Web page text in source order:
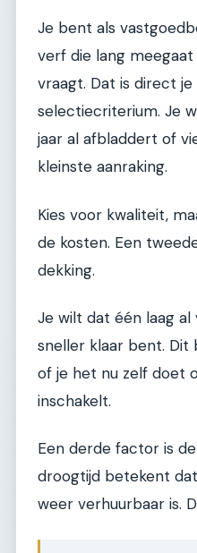
Je bent als
verf die lang
vraagt. Dat is direct
selectiecriterium. Je
jaar al afbladdert of
kleinste aanraking.
Kies voor kwaliteit,
de kosten. Een
dekking.
Je wilt dat één laag
sneller klaar bent. Dit
of je het nu zelf doet
inschakelt.
Een derde factor is
droogtijd betekent
weer verhuurbaar is.